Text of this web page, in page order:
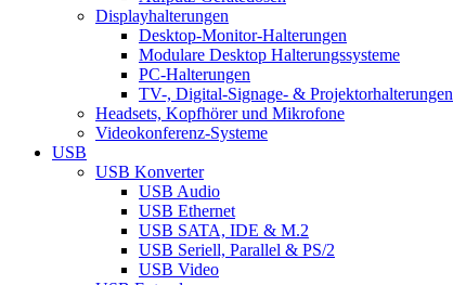
Displayhalterungen
Desktop-Monitor-Halterungen
Modulare Desktop Halterungssysteme
PC-Halterungen
TV-, Digital-Signage- & Projektorhalterungen
Headsets, Kopfhörer und Mikrofone
Videokonferenz-Systeme
USB
USB Konverter
USB Audio
USB Ethernet
USB SATA, IDE & M.2
USB Seriell, Parallel & PS/2
USB Video